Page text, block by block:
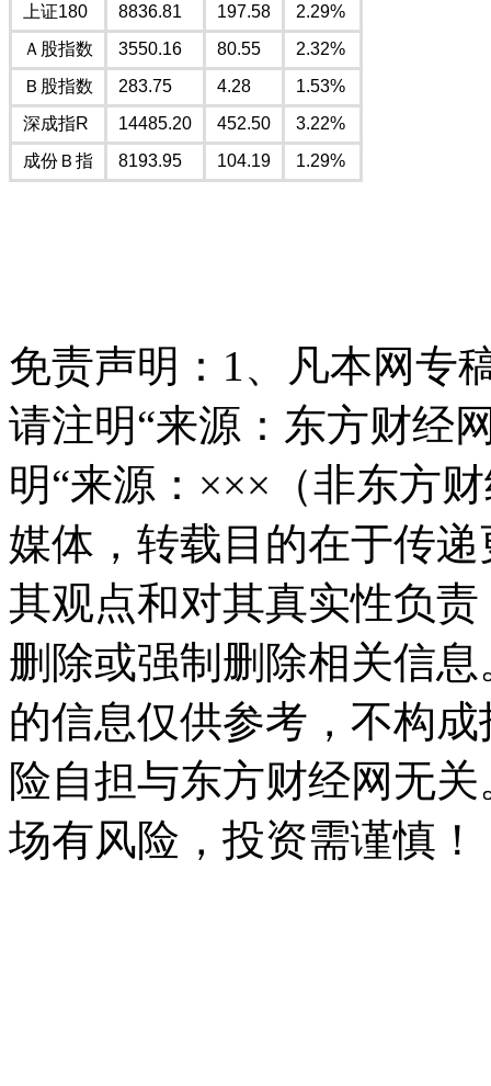
上证180
8836.81 197.58
2.29%
Ａ股指数
3550.16 80.55
2.32%
Ｂ股指数
283.75 4.28
1.53%
深成指R
14485.20 452.50
3.22%
成份Ｂ指
8193.95 104.19 1.29%
免责声明： 1、凡本网专
请注明“来源：东方财经
明“来源：×××（非东方
媒体，转载目的在于传
其观点和对其真实性负
删除或强制删除相关信
的信息仅供参考，不构
险自担与东方财经网无
场有风险，投资需谨慎！